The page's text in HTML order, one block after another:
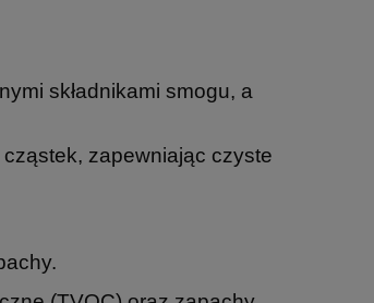
składnikami smogu, a
zapewniając czyste